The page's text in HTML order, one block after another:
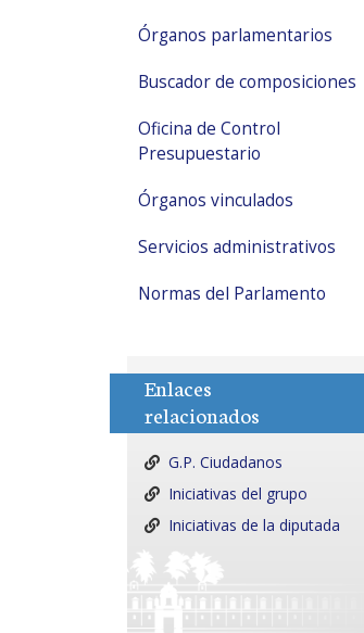
Órganos parlamentarios
Buscador de composiciones
Oficina de Control
Presupuestario
Órganos vinculados
Servicios administrativos
Normas del Parlamento
Enlaces
relacionados
G.P. Ciudadanos
Iniciativas del grupo
Iniciativas de la diputada